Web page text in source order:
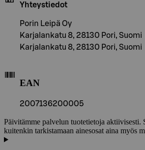
Yhteystiedot
Porin Leipä Oy
Karjalankatu 8, 28130 Pori, Suomi
Karjalankatu 8, 28130 Pori, Suomi
EAN
2007136200005
Päivitämme palvelun tuotetietoja aktiivisesti.
kuitenkin tarkistamaan ainesosat aina myös